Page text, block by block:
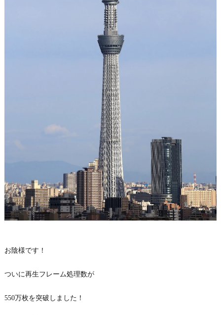
お陰様です！
ついに再生フレーム処理数が
550万枚を突破しました！